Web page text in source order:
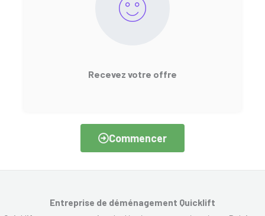
Recevez votre offre
Commencer
Entreprise de déménagement Quicklift